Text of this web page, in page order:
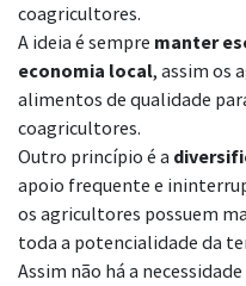
coagricultores.
A ideia é sempre manter
economia local, assim os
alimentos de qualidade
coagricultores.
Outro princípio é a
apoio frequente e
os agricultores possuem
toda a potencialidade da
Assim não há a